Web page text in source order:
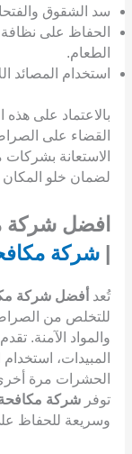
سد الشقوق
الحفاظ على
الطعام.
استخدام المصائد
بالاعتماد على
القضاء على
الاستعانة
لضمان خلو
افضل شركة
| شركة
تُعد أفضل شركة
للتخلص من
والمواد الآمنة.
المبيدات،
الحشرات مرة
توفر شركة مكافحة
وسريعة للحفاظ